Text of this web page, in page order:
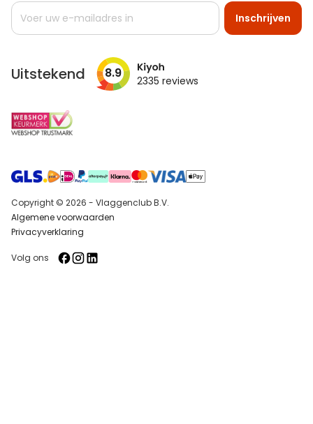
Abonneer
op
Inschrijven
Uitstekend 8.9 2335 reviews
Copyright © 2026 - Vlaggenclub B.V.
Algemene voorwaarden
Privacyverklaring
Volg ons